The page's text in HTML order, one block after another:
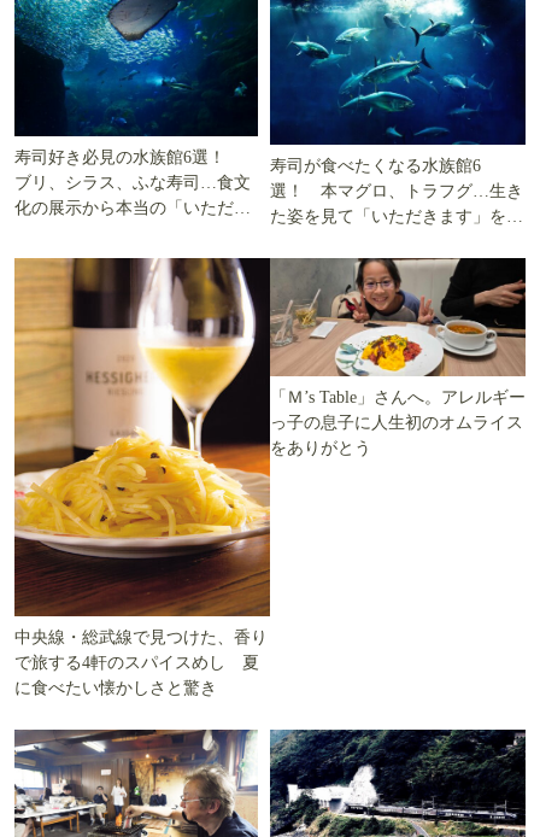
寿司好き必見の水族館6選！
ブリ、シラス、ふな寿司…食文
化の展示から本当の「いただき
寿司が食べたくなる水族館6
選！ 本マグロ、トラフグ…生き
た姿を見て「いただきます」を考
中央線・総武線で見つけた、香り
で旅する4軒のスパイスめし 夏
に食べたい懐かしさと驚き
「Ｍ’s Table」さんへ。アレルギー
っ子の息子に人生初のオムライス
をありがとう